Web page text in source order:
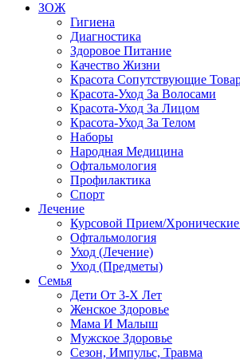
ЗОЖ
Гигиена
Диагностика
Здоровое Питание
Качество Жизни
Красота Сопутствующие
Красота-Уход За Волосами
Красота-Уход За Лицом
Красота-Уход За Телом
Наборы
Народная Медицина
Офтальмология
Профилактика
Спорт
Лечение
Курсовой Прием/Хронические
Офтальмология
Уход (Лечение)
Уход (Предметы)
Семья
Дети От 3-Х Лет
Женское Здоровье
Мама И Малыш
Мужское Здоровье
Сезон, Импульс, Травма